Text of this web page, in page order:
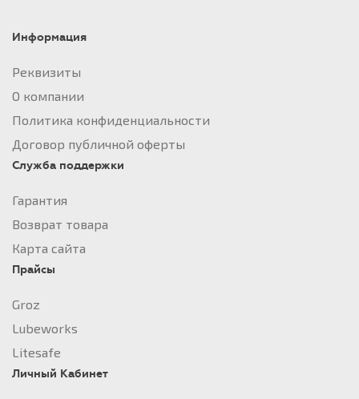
Информация
Реквизиты
О компании
Политика конфиденциальности
Договор публичной оферты
Служба поддержки
Гарантия
Возврат товара
Карта сайта
Прайсы
Groz
Lubeworks
Litesafe
Личный Кабинет